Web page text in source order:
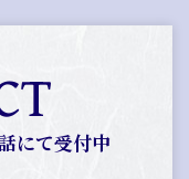
にて受付中